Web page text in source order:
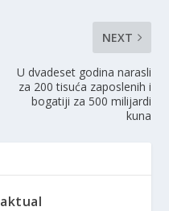
NEXT
U dvadeset godina narasli
za 200 tisuća zaposlenih i
bogatiji za 500 milijardi
kuna
aktual